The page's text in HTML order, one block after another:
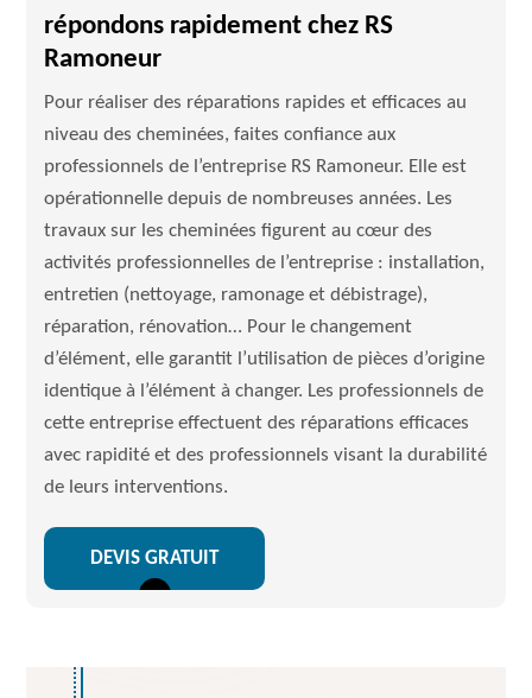
répondons rapidement chez RS
Ramoneur
Pour réaliser des réparations rapides et efficaces au
niveau des cheminées, faites confiance aux
professionnels de l’entreprise RS Ramoneur. Elle est
opérationnelle depuis de nombreuses années. Les
travaux sur les cheminées figurent au cœur des
activités professionnelles de l’entreprise : installation,
entretien (nettoyage, ramonage et débistrage),
réparation, rénovation… Pour le changement
d’élément, elle garantit l’utilisation de pièces d’origine
identique à l’élément à changer. Les professionnels de
cette entreprise effectuent des réparations efficaces
avec rapidité et des professionnels visant la durabilité
de leurs interventions.
DEVIS GRATUIT